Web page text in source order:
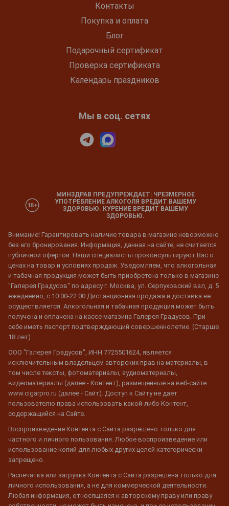
Контакты
Покупка и оплата
Блог
Подарочный сертификат
Проверка сертификата
Календарь праздников
Мы в соц. сетях
МИНЗДРАВ ПРЕДУПРЕЖДАЕТ: ЧРЕЗМЕРНОЕ
УПОТРЕБЛЕНИЕ АЛКОГОЛЯ ВРЕДИТ ВАШЕМУ
ЗДОРОВЬЮ. КУРЕНИЕ ВРЕДИТ ВАШЕМУ
ЗДОРОВЬЮ.
Внимание! Гарантировать наличие товара в магазине невозможно
без его бронирования. Информация, данная на сайте, не считается
публичной офертой. Наши специалисты проконсультируют Вас о
ценах на товар и условиях продаж. Уведомляем, что алкогольная
и табачная продукция может быть приобретена только в магазине
"Галерея Градусов" по адресу г. Москва, ул. Серпуховский вал, д. 5
ежедневно, с 10:00-22:00 Дистанционная продажа и доставка не
осуществляется. Алкогольная и табачная продукция может быть
получена и оплачена на кассе магазина Галерея Градусов. При
себе иметь паспорт подтверждающий совершеннолетие. (Старше
18 лет)
ООО "Галерея Градусов", ИНН 7725501624, является
исключительным владельцем авторских прав на материалы, в
том числе тексты, фотоматериалы, аудиоматериалы,
видеоматериалы (далее - Контент), размещенные на веб-сайте
www.cigarpro.ru (далее - Сайт). Доступ к Сайту не дает
пользователю права использовать какой-либо Контент,
содержащийся на Сайте.
Воспроизведение Контента с Сайта разрешено только для
частного и личного пользования. Любое воспроизведение или
использование копий для любых других целей категорически
запрещено.
Распечатка или загрузка Контента с Сайта разрешена только для
личного использования, а не для коммерческой деятельности.
Любая информация, относящаяся к авторскому праву или праву